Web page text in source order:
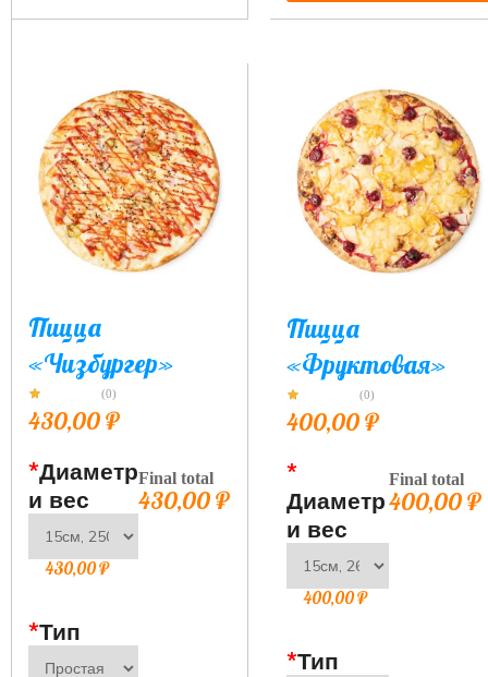
Пицца
«Чизбургер»
(0)
430,00₽
*Диаметр
и вес
430,00₽
*Тип
Final total
430,00₽
Пицца
«Фруктовая»
(0)
400,00₽
*
Диаметр
и вес
400,00₽
*Тип
Final total
400,00₽